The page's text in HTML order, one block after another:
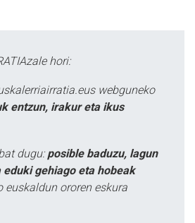
hori:
webguneko
entzun, irakur eta ikus
dugu: posible baduzu, lagun
eduki gehiago eta hobeak
euskaldun ororen eskura